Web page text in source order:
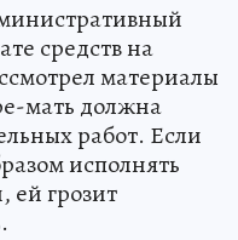
средств на
материалы
мать должна
работ. Если
исполнять
ей грозит